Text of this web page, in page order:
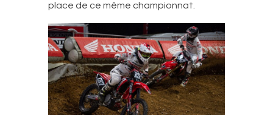
place de ce même championnat.